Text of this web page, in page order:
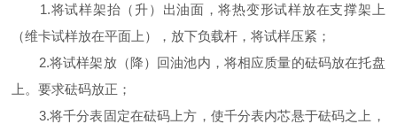
1.将试样架抬（升）出油面，将热变形试样放在支撑架上
（维卡试样放在平面上），放下负载杆，将试样压紧；
2.将试样架放（降）回油池内，将相应质量的砝码放在托盘
上。要求砝码放正；
3.将千分表固定在砝码上方，使千分表内芯悬于砝码之上，